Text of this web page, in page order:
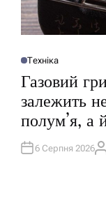
О
Л
І
К
У
А
Т
Техніка
Газовий
залежить
полум’я, а
6 Серпня 2026А